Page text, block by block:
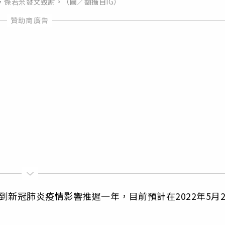
新冠肺炎疫情影響推遲一年，目前預計在2022年5月